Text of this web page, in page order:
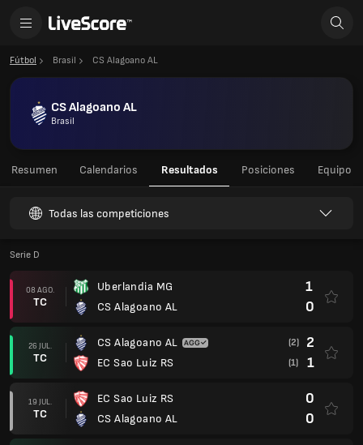
Fútbol Brasil CS Alagoano AL
CS Alagoano AL
Brasil
Resumen Calendarios Resultados Posiciones Equipo
Todas las competiciones
Serie D
08 AGO.
TC
Uberlandia MG
CS Alagoano AL
1
0
26 JUL.
TC
CS Alagoano AL
EC Sao Luiz RS
(2) 2
(1) 1
19 JUL.
TC
EC Sao Luiz RS
CS Alagoano AL
0
0